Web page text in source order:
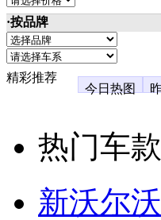
·按品牌
精彩推荐
今日热图
热门车
新沃尔